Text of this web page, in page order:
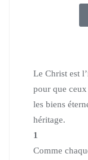
Le Christ est
pour que
les biens
héritage.
1
Comme